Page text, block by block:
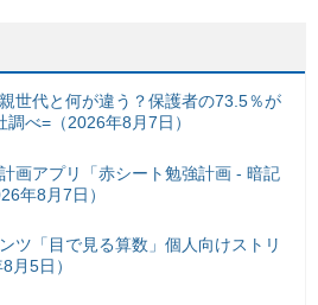
世代と何が違う？保護者の73.5％が
べ=（2026年8月7日）
画アプリ「赤シート勉強計画 - 暗記
年8月7日）
ツ「目で見る算数」個人向けストリ
月5日）